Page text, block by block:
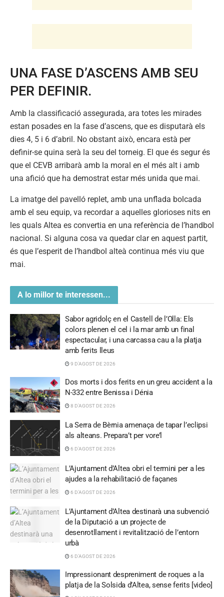
UNA FASE D’ASCENS AMB SEU
PER DEFINIR.
Amb la classificació assegurada, ara totes les mirades
estan posades en la fase d’ascens, que es disputarà els
dies 4, 5 i 6 d’abril. No obstant això, encara està per
definir-se quina serà la seu del torneig. El que és segur és
que el CEVB arribarà amb la moral en el més alt i amb
una afició que ha demostrat estar més unida que mai.
La imatge del pavelló replet, amb una unflada bolcada
amb el seu equip, va recordar a aquelles glorioses nits en
les quals Altea es convertia en una referència de l’handbol
nacional. Si alguna cosa va quedar clar en aquest partit,
és que l’esperit de l’handbol alteà continua més viu que
mai.
A lo millor te interessen...
Sabor agridolç en el Castell de l’Olla: Els
colors plenen el cel i la mar amb un final
espectacular, i una carcassa cau a la platja
amb ferits lleus
9 D'AGOST DE 2026
Dos morts i dos ferits en un greu accident a la
N-332 entre Benissa i Dénia
8 D'AGOST DE 2026
La Serra de Bèrnia amenaça de tapar l’eclipsi
als alteans. Prepara’t per vore’l
6 D'AGOST DE 2026
L’Ajuntament d’Altea obri el termini per a les
ajudes a la rehabilitació de façanes
6 D'AGOST DE 2026
L’Ajuntament d’Altea destinarà una subvenció
de la Diputació a un projecte de
desenrotllament i revitalització de l’entorn
urbà
6 D'AGOST DE 2026
Impressionant despreniment de roques a la
platja de la Solsida d’Altea, sense ferits [video]